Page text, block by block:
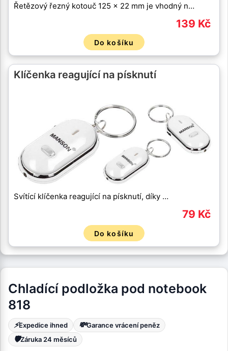
Řetězový řezný kotouč 125 x 22 mm je vhodný n…
139 Kč
Do košíku
Klíčenka reagující na písknutí
Svítící klíčenka reagující na písknutí, díky …
79 Kč
Do košíku
Chladící podložka pod notebook
818
⚡Expedice ihned 💸Garance vrácení peněz
🛡️Záruka 24 měsíců